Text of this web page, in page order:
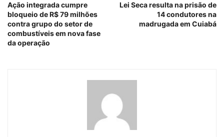
Ação integrada cumpre
bloqueio de R$ 79 milhões
contra grupo do setor de
combustíveis em nova fase
da operação
Lei Seca resulta na prisão de
14 condutores na
madrugada em Cuiabá